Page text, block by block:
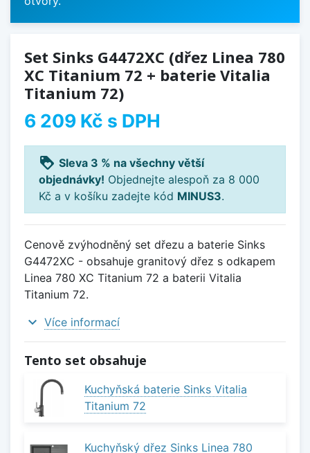
Set Sinks G4472XC (dřez Linea 780
XC Titanium 72 + baterie Vitalia
Titanium 72)
6 209 Kč s DPH
loyalty Sleva 3 % na všechny větší
objednávky! Objednejte alespoň za 8 000
Kč a v košíku zadejte kód MINUS3.
Cenově zvýhodněný set dřezu a baterie Sinks
G4472XC - obsahuje granitový dřez s odkapem
Linea 780 XC Titanium 72 a baterii Vitalia
Titanium 72.
expand_more Více informací
Tento set obsahuje
Kuchyňská baterie Sinks Vitalia
Titanium 72
Kuchyňský dřez Sinks Linea 780